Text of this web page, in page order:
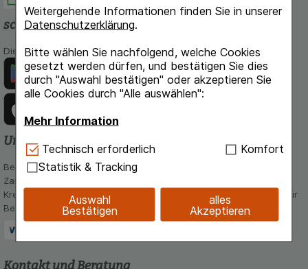
Weitergehende Informationen finden Sie in unserer
Datenschutzerklärung.
Bitte wählen Sie nachfolgend, welche Cookies
gesetzt werden dürfen, und bestätigen Sie dies
durch "Auswahl bestätigen" oder akzeptieren Sie
alle Cookies durch "Alle auswählen":
Mehr Information
Technisch Notwendig:Hierbei handelt es sich um
Cookies, die für die Grundfunktionen unserer
Website notwendig sind (z.B. Navigation,
Warenkorb, Kundenkonto), weshalb auf diese nicht
verzichtet werden kann.
Einkaufserlebnis noch ansprechender zu gestalten,
beispielsweise für die Wiedererkennung des
Technisch erforderlich
Komfort
Statistik & Tracking
Auswahl
Bestätigen
alles
Akzeptieren
schlossapo.de-App
Die App von schlossapo.de jetzt mit E-Rezept-Scanner
Unsere Zahlungsarten
Bequem und sicher - Wählen Sie aus unseren verschiedenen
Zahlungsmöglichkeiten:
Kreditkarte, PayPal,Vorkasse, iDeal, Bancontact und Rechnung (für
Bestandskunden)
Kontakt und Beratung